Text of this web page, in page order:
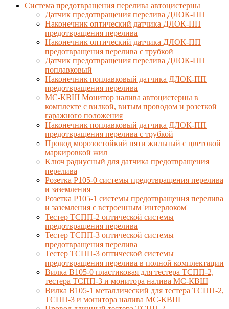
Система предотвращения перелива автоцистерны
Датчик предотвращения перелива ДЛОК-ПП
Наконечник оптический датчика ДЛОК-ПП
предотвращения перелива
Наконечник оптический датчика ДЛОК-ПП
предотвращения перелива с трубкой
Датчик предотвращения перелива ДЛОК-ПП
поплавковый
Наконечник поплавковый датчика ДЛОК-ПП
предотвращения перелива
МС-КВШ Монитор налива автоцистерны в
комплекте с вилкой, витым проводом и розеткой
гаражного положения
Наконечник поплавковый датчика ДЛОК-ПП
предотвращения перелива с трубкой
Провод морозостойкий пяти жильный с цветовой
маркировкой жил
Ключ радиусный для датчика предотвращения
перелива
Розетка Р105-0 системы предотвращения перелива
и заземления
Розетка Р105-1 системы предотвращения перелива
и заземления с встроенным 'интерлоком'
Тестер ТСПП-2 оптической системы
предотвращения перелива
Тестер ТСПП-3 оптической системы
предотвращения перелива
Тестер ТСПП-3 оптической системы
предотвращения перелива в полной комплектации
Вилка В105-0 пластиковая для тестера ТСПП-2,
тестера ТСПП-3 и монитора налива МС-КВШ
Вилка В105-1 металлический для тестера ТСПП-2,
ТСПП-3 и монитора налива МС-КВШ